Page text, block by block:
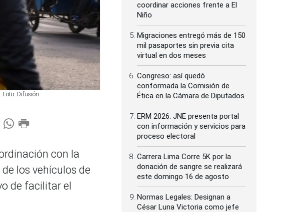
Foto: Difusión
con la
los vehículos de
de facilitar el
coordinar acciones frente a El
Niño
Migraciones entregó más de 150
mil pasaportes sin previa cita
virtual en dos meses
Congreso: así quedó
conformada la Comisión de
Ética en la Cámara de Diputados
ERM 2026: JNE presenta portal
con información y servicios para
proceso electoral
Carrera Lima Corre 5K por la
donación de sangre se realizará
este domingo 16 de agosto
Normas Legales: Designan a
César Luna Victoria como jefe